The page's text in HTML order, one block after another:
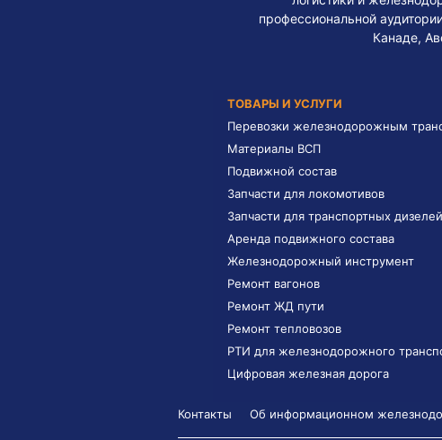
профессиональной
Канаде,
ТОВАРЫ И УСЛУГИ
Перевозки железнодорожным
Материалы ВСП
Подвижной состав
Запчасти для локомотивов
Запчасти для транспортных дизелей
Аренда подвижного состава
Железнодорожный инструмент
Ремонт вагонов
Ремонт ЖД пути
Ремонт тепловозов
РТИ для железнодорожного
Цифровая железная дорога
Контакты Об информационном